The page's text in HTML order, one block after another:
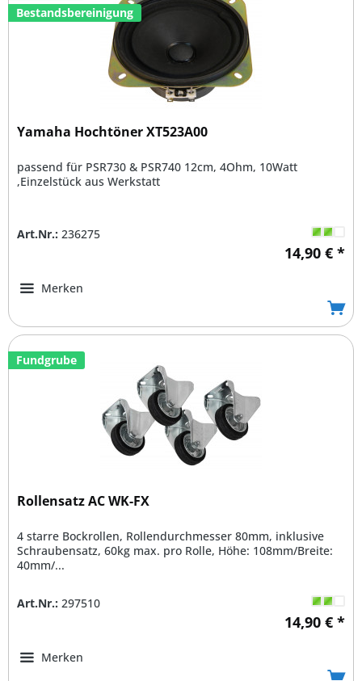
Bestandsbereinigung
Yamaha Hochtöner XT523A00
passend für PSR730 & PSR740 12cm, 4Ohm, 10Watt
,Einzelstück aus Werkstatt
Art.Nr.: 236275
14,90 € *
Merken
Fundgrube
Rollensatz AC WK-FX
4 starre Bockrollen, Rollendurchmesser 80mm, inklusive
Schraubensatz, 60kg max. pro Rolle, Höhe: 108mm/Breite:
40mm/...
Art.Nr.: 297510
14,90 € *
Merken